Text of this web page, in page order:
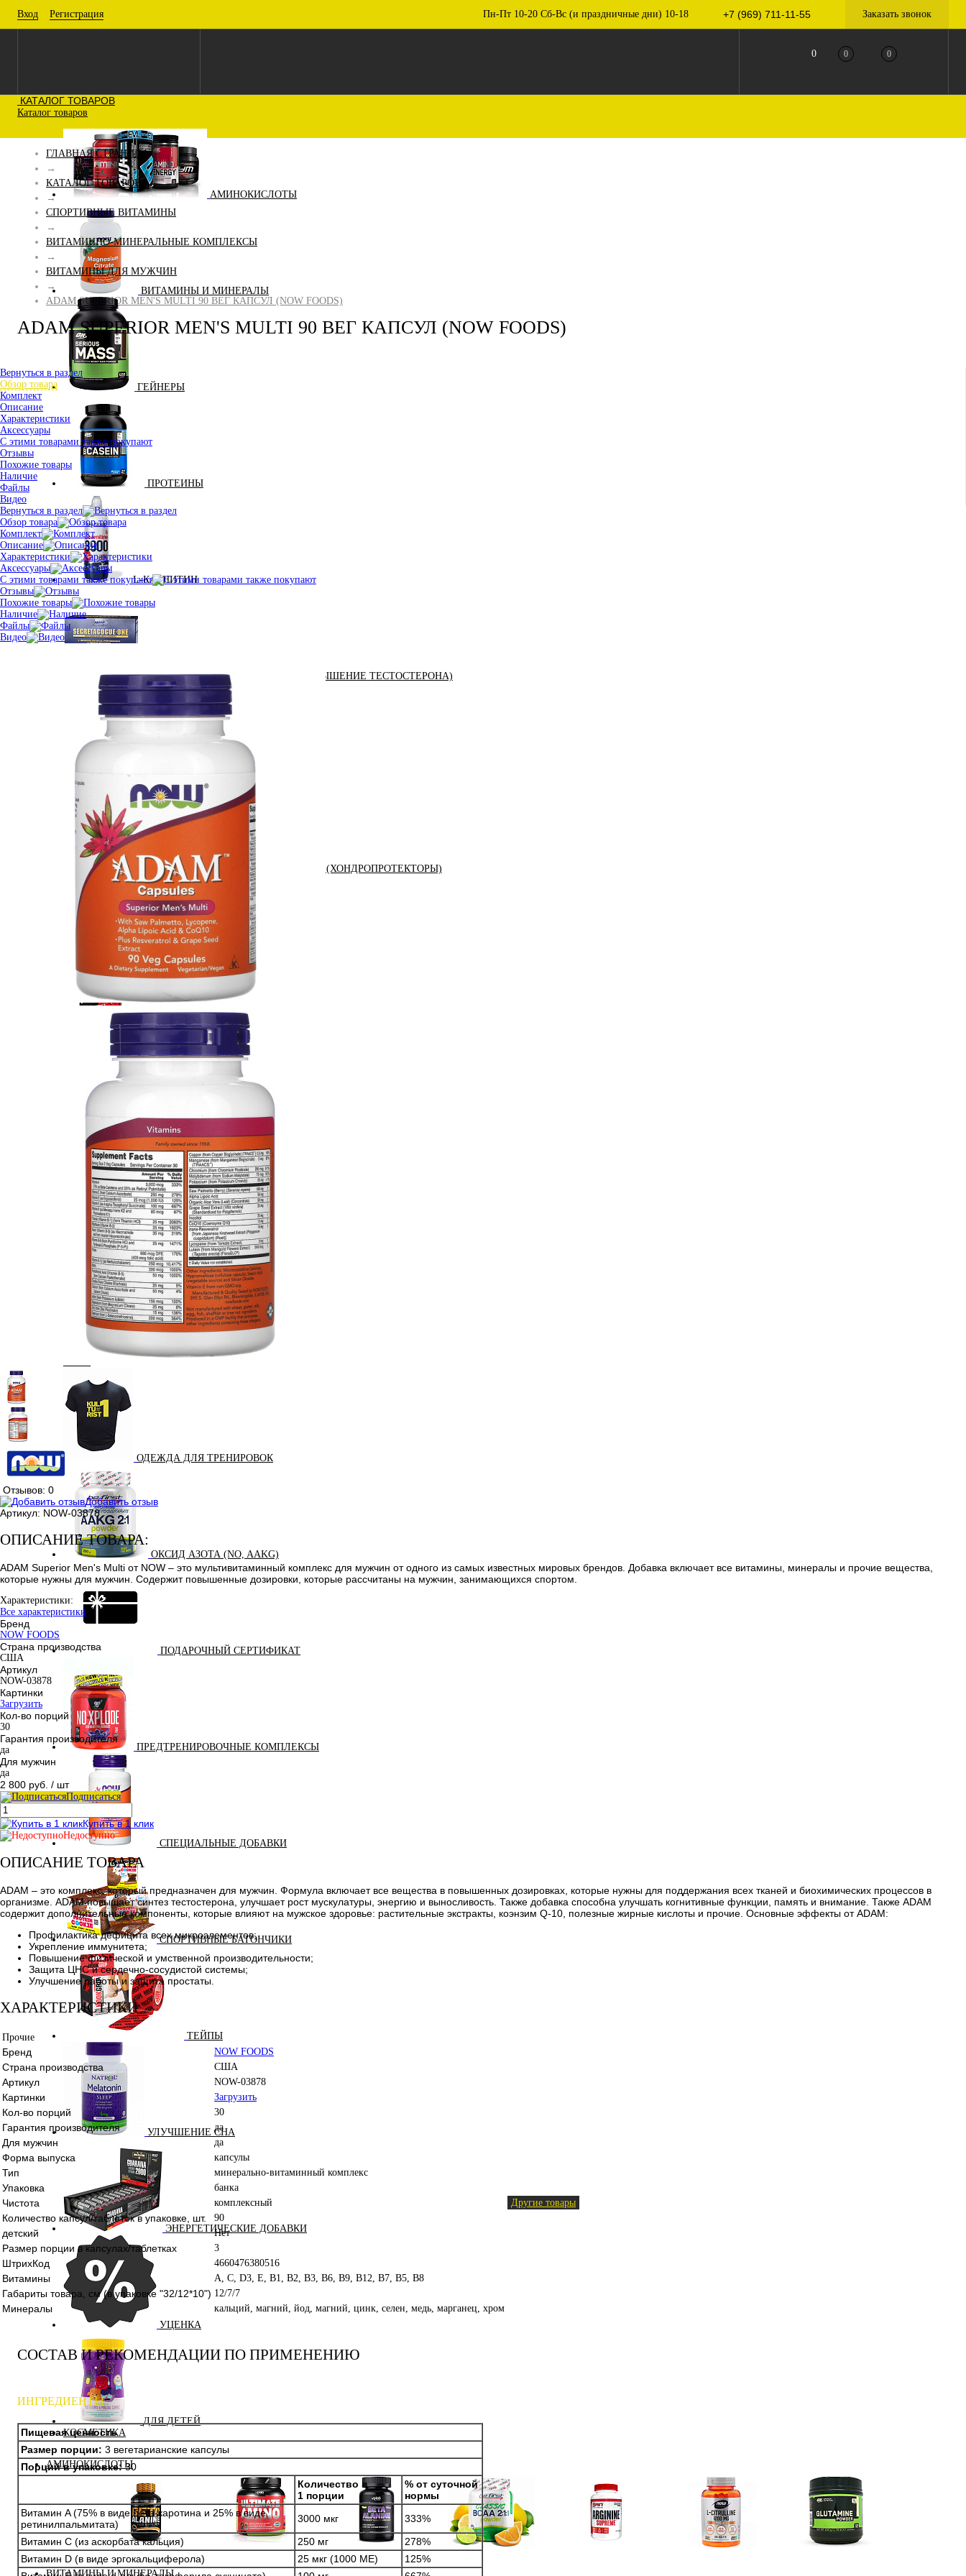
Вход Регистрация Пн-Пт 10-20 Сб-Вс (и праздничные дни) 10-18 +7 (969) 711-11-55 Заказать звонок
0 0 0
КАТАЛОГ ТОВАРОВ
Каталог товаров
АМИНОКИСЛОТЫ
ВИТАМИНЫ И МИНЕРАЛЫ
ГЕЙНЕРЫ
ПРОТЕИНЫ
L-КАРНИТИН
АНАБОЛИЧЕСКИЕ КОМПЛЕКСЫ(ПОВЫШЕНИЕ ТЕСТОСТЕРОНА)
ДОБАВКИ ДЛЯ СУСТАВОВ И СВЯЗОК (ХОНДРОПРОТЕКТОРЫ)
ДИЕТИЧЕСКОЕ ПИТАНИЕ
ЖИРОСЖИГАТЕЛИ
ЗМА (ZMA)
ЗДОРОВЬЕ И ДОЛГОЛЕТИЕ
КРЕАТИН
ОДЕЖДА ДЛЯ ТРЕНИРОВОК
ОКСИД АЗОТА (NO, AAKG)
ПОДАРОЧНЫЙ СЕРТИФИКАТ
ПРЕДТРЕНИРОВОЧНЫЕ КОМПЛЕКСЫ
СПЕЦИАЛЬНЫЕ ДОБАВКИ
СПОРТИВНЫЕ БАТОНЧИКИ
ТЕЙПЫ
УЛУЧШЕНИЕ СНА
ЭНЕРГЕТИЧЕСКИЕ ДОБАВКИ
УЦЕНКА
ДЛЯ ДЕТЕЙ
КОСМЕТИКА
АМИНОКИСЛОТЫ
Бета-аланин
Аминокислоты
Аминокислоты
отдельные
ВИТАМИНЫ И МИНЕРАЛЫ
ГЛАВНАЯ СТРАНИЦА
→
КАТАЛОГ ТОВАРОВ
→
СПОРТИВНЫЕ ВИТАМИНЫ
→
ВИТАМИННО-МИНЕРАЛЬНЫЕ КОМПЛЕКСЫ
→
ВИТАМИНЫ ДЛЯ МУЖЧИН
→
ADAM SUPERIOR MEN'S MULTI 90 ВЕГ КАПСУЛ (NOW FOODS)
ADAM SUPERIOR MEN'S MULTI 90 ВЕГ КАПСУЛ (NOW FOODS)
Вернуться в раздел
Обзор товара
Комплект
Описание
Характеристики
Аксессуары
С этими товарами также покупают
Отзывы
Похожие товары
Наличие
Файлы
Видео
Вернуться в раздел
Обзор товара
Комплект
Описание
Характеристики
Аксессуары
С этими товарами также покупают
Отзывы
Похожие товары
Наличие
Файлы
Видео
Отзывов: 0
Добавить отзыв
Артикул: NOW-03878
ОПИСАНИЕ ТОВАРА:
ADAM Superior Men's Multi от NOW – это мультивитаминный комплекс для мужчин от одного из самых известных мировых брендов. Добавка включает все витамины, минералы и прочие вещества,
которые нужны для мужчин. Содержит повышенные дозировки, которые рассчитаны на мужчин, занимающихся спортом.
Характеристики:
Все характеристики
Бренд
NOW FOODS
Страна производства
США
Артикул
NOW-03878
Картинки
Загрузить
Кол-во порций
30
Гарантия производителя
да
Для мужчин
да
2 800 руб. / шт
Подписаться
Купить в 1 клик
Недоступно
ОПИСАНИЕ ТОВАРА
ADAM – это комплекс, который предназначен для мужчин. Формула включает все вещества в повышенных дозировках, которые нужны для поддержания всех тканей и биохимических процессов в
организме. ADAM повышает синтез тестостерона, улучшает рост мускулатуры, энергию и выносливость. Также добавка способна улучшать когнитивные функции, память и внимание. Также ADAM
содержит дополнительные компоненты, которые влияют на мужское здоровье: растительные экстракты, коэнзим Q-10, полезные жирные кислоты и прочие. Основные эффекты от ADAM:
Профилактика дефицита всех микроэлементов;
Укрепление иммунитета;
Повышение физической и умственной производительности;
Защита ЦНС и сердечно-сосудистой системы;
Улучшение работы и защита простаты.
ХАРАКТЕРИСТИКИ
Прочие
Бренд NOW FOODS
Страна производства США
Артикул NOW-03878
Картинки Загрузить
Кол-во порций 30
Гарантия производителя да
Для мужчин да
Форма выпуска капсулы
Тип минерально-витаминный комплекс
Упаковка банка
Чистота комплексный Другие товары
Количество капсул/таблеток в упаковке, шт. 90
детский Нет
Размер порции в капсулах/таблетках 3
ШтрихКод 4660476380516
Витамины A, C, D3, E, B1, B2, B3, B6, B9, B12, B7, B5, B8
Габариты товара, см (в упаковке "32/12*10") 12/7/7
Минералы кальций, магний, йод, магний, цинк, селен, медь, марганец, хром
СОСТАВ И РЕКОМЕНДАЦИИ ПО ПРИМЕНЕНИЮ
ИНГРЕДИЕНТЫ
Пищевая ценность
Размер порции: 3 вегетарианские капсулы
Порций в упаковке:30
Количество в
1 порции
% от суточной
нормы
Витамин A (75% в виде бета-каротина и 25% в виде
ретинилпальмитата)
3000 мкг
333%
Витамин С (из аскорбата кальция)
250 мг
278%
Витамин D (в виде эргокальциферола)
25 мкг (1000 МЕ)
125%